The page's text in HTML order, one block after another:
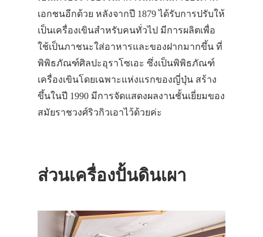
เอกชนอีกด้วย หลังจากปี 1879 ได้รับการปรับให้
เป็นเครื่องเขินสำหรับคนทั่วไป มีการผลิตเพื่อ
ใช้เป็นภาชนะใส่อาหารและของฝากมากขึ้น ที่
พิพิธภัณฑ์ศิลปะอุราโซเอะ ซึ่งเป็นพิพิธภัณฑ์
เครื่องเขินโดยเฉพาะแห่งแรกของญี่ปุ่น สร้าง
ขึ้นในปี 1990 มีการจัดแสดงผลงานชั้นเยี่ยมของ
สมัยราชวงศ์ริวกิวเอาไว้ด้วยค่ะ
ส่วนเครื่องปั้นดินเผา